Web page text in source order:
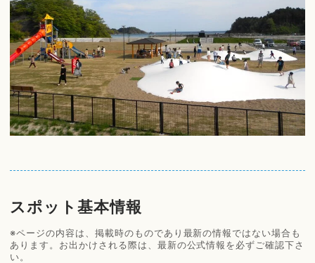
スポット基本情報
※ページの内容は、掲載時のものであり最新の情報ではない場合も
あります。お出かけされる際は、最新の公式情報を必ずご確認下さ
い。